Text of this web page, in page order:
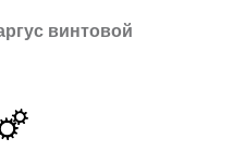
винтовой